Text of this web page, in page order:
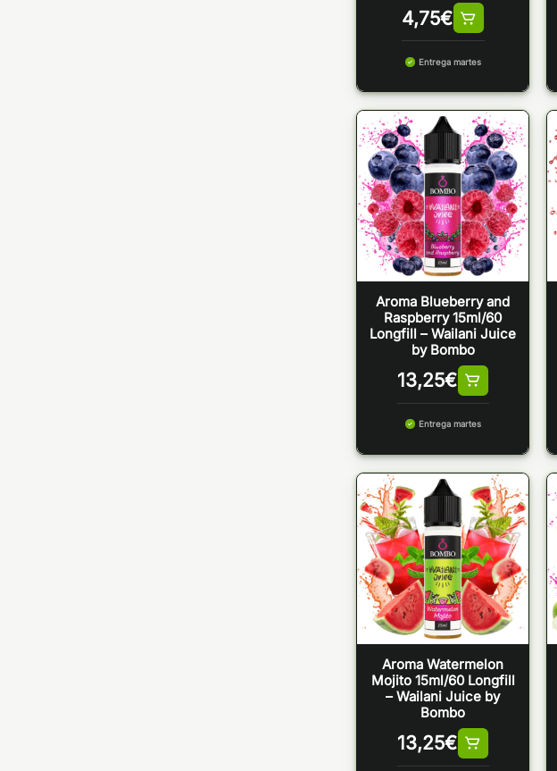
4,75€
Entrega martes
Aroma Blueberry and
Raspberry 15ml/60
Longfill – Wailani Juice
by Bombo
13,25€
Entrega martes
Aroma Watermelon
Mojito 15ml/60 Longfill
– Wailani Juice by
Bombo
13,25€